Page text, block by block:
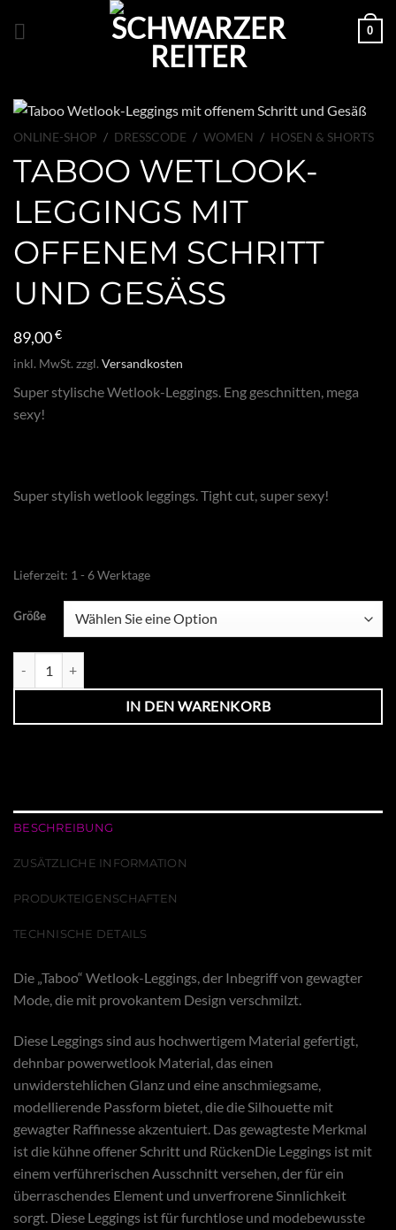
0
ONLINE-SHOP / DRESSCODE / WOMEN / HOSEN & SHORTS
TABOO WETLOOK-
LEGGINGS MIT
OFFENEM SCHRITT
UND GESÄSS
89,00€
inkl. MwSt. zzgl. Versandkosten
Super stylische Wetlook-Leggings. Eng geschnitten, mega
sexy!
Super stylish wetlook leggings. Tight cut, super sexy!
Lieferzeit: 1 - 6 Werktage
Größe
IN DEN WARENKORB
BESCHREIBUNG
ZUSÄTZLICHE INFORMATION
PRODUKTEIGENSCHAFTEN
TECHNISCHE DETAILS
Die „Taboo“ Wetlook-Leggings, der Inbegriff von gewagter
Mode, die mit provokantem Design verschmilzt.
Diese Leggings sind aus hochwertigem Material gefertigt,
dehnbar powerwetlook Material, das einen
unwiderstehlichen Glanz und eine anschmiegsame,
modellierende Passform bietet, die die Silhouette mit
gewagter Raffinesse akzentuiert. Das gewagteste Merkmal
ist die kühne offener Schritt und RückenDie Leggings ist mit
einem verführerischen Ausschnitt versehen, der für ein
überraschendes Element und unverfrorene Sinnlichkeit
sorgt. Diese Leggings ist für furchtlose und modebewusste